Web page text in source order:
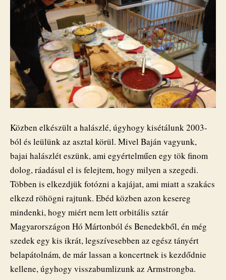
Közben elkészült a halászlé, úgyhogy kisétálunk 2003-
ból és leülünk az asztal körül. Mivel Baján vagyunk,
bajai halászlét eszünk, ami egyértelműen egy tök finom
dolog, ráadásul el is felejtem, hogy milyen a szegedi.
Többen is elkezdjük fotózni a kajájat, ami miatt a szakács
elkezd röhögni rajtunk. Ebéd közben azon kesereg
mindenki, hogy miért nem lett orbitális sztár
Magyarországon Hó Mártonból és Benedekből, én még
szedek egy kis ikrát, legszívesebben az egész tányért
belapátolnám, de már lassan a koncertnek is kezdődnie
kellene, úgyhogy visszabumlizunk az Armstrongba.